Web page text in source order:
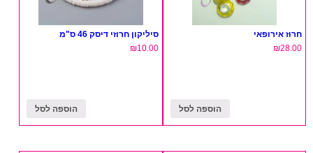
חרוז אירופאי
₪28.00
הוספה לסל
סיליקון חרוזי דיסק 46 ס"מ
₪10.00
הוספה לסל